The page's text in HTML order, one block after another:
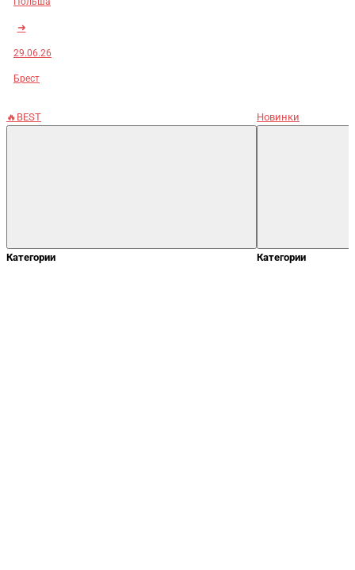
➜
29.06.26
Брест
🔥BEST
Категории
Новинки
Категории